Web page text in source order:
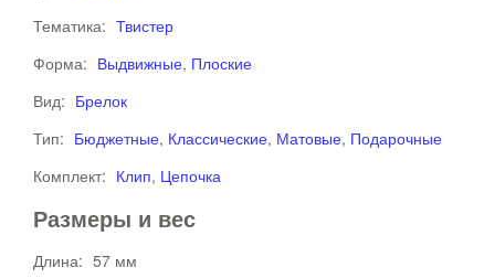
Тематика: Твистер
Форма: Выдвижные, Плоские
Вид: Брелок
Тип: Бюджетные, Классические, Матовые, Подарочные
Комплект: Клип, Цепочка
Размеры и вес
Длина: 57 мм